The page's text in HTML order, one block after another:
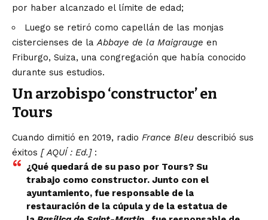
por haber alcanzado el límite de edad;
Luego se retiró como capellán de las monjas
cistercienses de laAbbaye de la Maigrauge en
Friburgo, Suiza, una congregación que había conocido
durante sus estudios.
Un arzobispo ‘constructor’ en
Tours
Cuando dimitió en 2019, radio France Bleu describió sus
éxitos [AQUÍ : Ed.]:
¿Qué quedará de su paso por Tours? Su
trabajo como constructor. Junto con el
ayuntamiento, fue responsable de la
restauración de la cúpula y de la estatua de